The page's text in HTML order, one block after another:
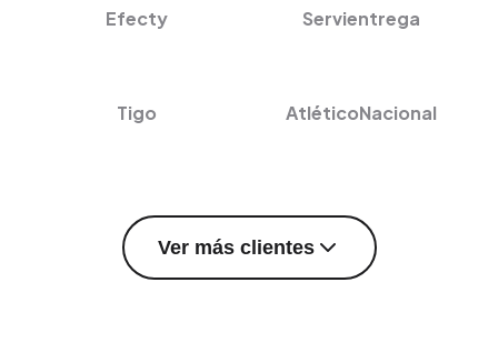
Efecty Servientrega
Tigo AtléticoNacional
Ver más clientes